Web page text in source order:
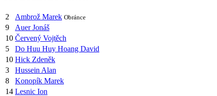
2 Ambrož Marek Obránce
9
Auer Jonáš
10 Červený Vojtěch
5
Do Huu Huy Hoang David
10 Hick Zdeněk
3
Hussein Alan
8
Konopík Marek
14 Lesnic Ion